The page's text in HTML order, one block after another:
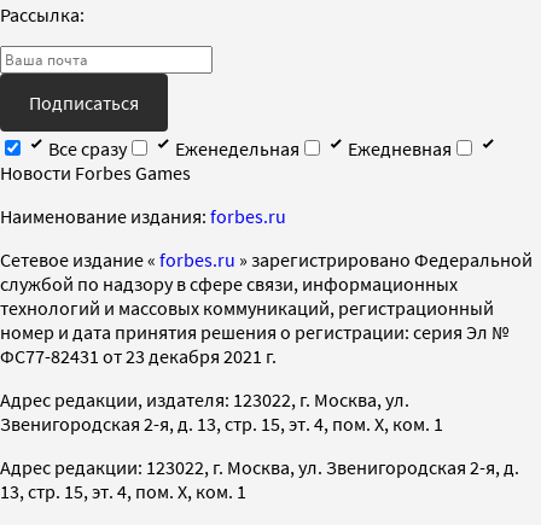
Рассылка:
Подписаться
Все сразу
Еженедельная
Ежедневная
Новости Forbes Games
Наименование издания: forbes.ru
Cетевое издание « forbes.ru » зарегистрировано Федеральной
службой по надзору в сфере связи, информационных
технологий и массовых коммуникаций, регистрационный
номер и дата принятия решения о регистрации: серия Эл №
ФС77-82431 от 23 декабря 2021 г.
Адрес редакции, издателя: 123022, г. Москва, ул.
Звенигородская 2-я, д. 13, стр. 15, эт. 4, пом. X, ком. 1
Адрес редакции: 123022, г. Москва, ул. Звенигородская 2-я, д.
13, стр. 15, эт. 4, пом. X, ком. 1